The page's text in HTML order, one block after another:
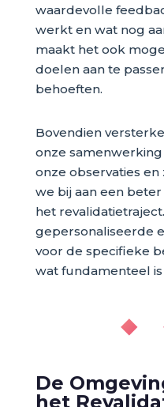
waardevolle
werkt en wat nog
maakt het ook
doelen aan te
behoeften.
Bovendien
onze
onze observaties
we bij aan een
het
gepersonaliseerde
voor de specifieke
wat fundamenteel
◆
De
het